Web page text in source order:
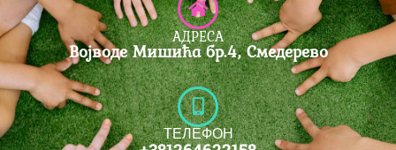
АДРЕСА
Војводе Мишића бр.4, Смедерево
ТЕЛЕФОН